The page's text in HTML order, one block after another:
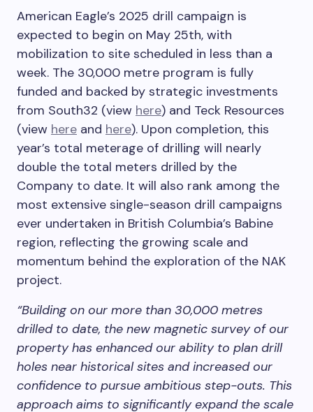
American Eagle’s 2025 drill campaign is
expected to begin on May 25th, with
mobilization to site scheduled in less than a
week. The 30,000 metre program is fully
funded and backed by strategic investments
from South32 (view here) and Teck Resources
(view here and here). Upon completion, this
year’s total meterage of drilling will nearly
double the total meters drilled by the
Company to date. It will also rank among the
most extensive single-season drill campaigns
ever undertaken in British Columbia’s Babine
region, reflecting the growing scale and
momentum behind the exploration of the NAK
project.
“Building on our more than 30,000 metres
drilled to date, the new magnetic survey of our
property has enhanced our ability to plan drill
holes near historical sites and increased our
confidence to pursue ambitious step-outs. This
approach aims to significantly expand the scale